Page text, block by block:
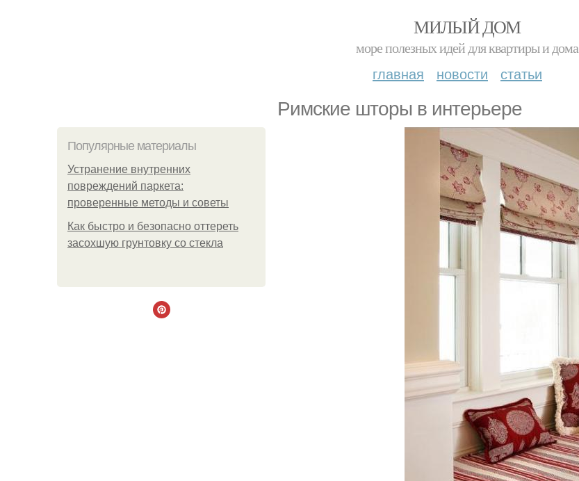
МИЛЫЙ ДОМ
море полезных идей для квартиры и дома
главная новости статьи
Римские шторы в интерьере
Популярные материалы
Устранение внутренних
повреждений паркета:
проверенные методы и советы
Как быстро и безопасно оттереть
засохшую грунтовку со стекла